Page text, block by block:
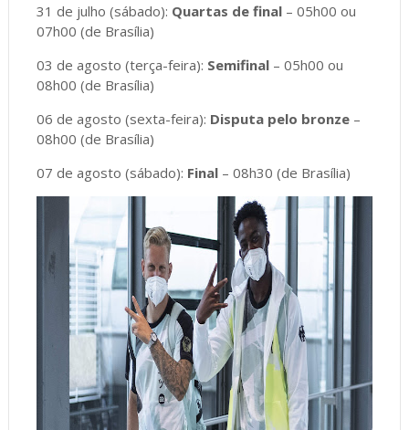
31 de julho (sábado): Quartas de final– 05h00 ou
07h00 (de Brasília)
03 de agosto (terça-feira): Semifinal– 05h00 ou
08h00 (de Brasília)
06 de agosto (sexta-feira): Disputa pelo bronze–
08h00 (de Brasília)
07 de agosto (sábado): Final– 08h30 (de Brasília)